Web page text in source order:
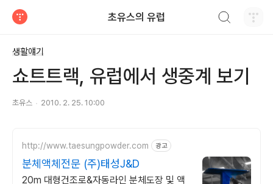
초유스의 유럽
생활얘기
쇼트트랙, 유럽에서 생중계 보기
초유스 2010. 2. 25. 10:00
http://www.taesungpowder.com 광고
분체액체전문 (주)태성J&D
20m 대형건조로&자동라인 분체도장 및 액